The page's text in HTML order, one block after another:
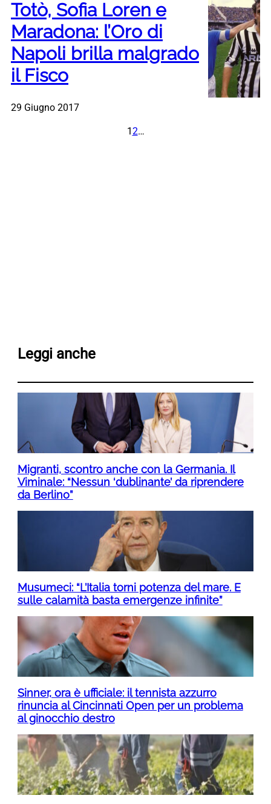
Totò, Sofia Loren e
Maradona: l’Oro di
Napoli brilla malgrado
il Fisco
29 Giugno 2017
12…
Leggi anche
Migranti, scontro anche con la Germania. Il
Viminale: “Nessun ‘dublinante’ da riprendere
da Berlino”
Musumeci: “L’Italia torni potenza del mare. E
sulle calamità basta emergenze infinite”
Sinner, ora è ufficiale: il tennista azzurro
rinuncia al Cincinnati Open per un problema
al ginocchio destro